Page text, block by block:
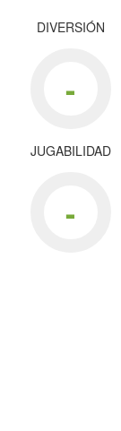
DIVERSIÓN
-
JUGABILIDAD
-